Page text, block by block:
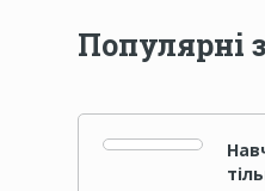
Популярні